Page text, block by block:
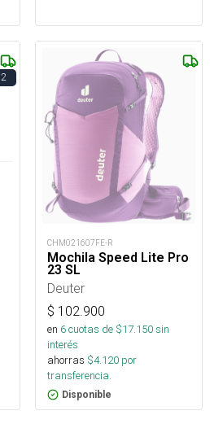
2
CHM021607FE-R
Mochila Speed Lite Pro
23 SL
Deuter
$ 102.900
en 6cuotas de $17.150sin
interés
ahorras $4.120 por
transferencia.
Disponible